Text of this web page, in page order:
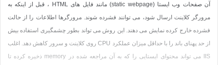
آن صفحات وب ایستا (static webpage) مانند فایل هایHTML
، قبل از اینکه به
مرورگر کلاینت ارسال شود، می توانند فشرده شوند. مرورگرها اطلاعات را از حالت
فشرده خارج کرده نمایش می دهند. این روش می تواند بطور چشمگیری استفاده بیش
از حد پهنای باند را با حداقل میزان عملکرد CPUروی کلاینت و سرور کاهش دهد. اغلب
IIS
می تواند محتوای ایستایی را که به آن مراجعه شده در memory ذخیره کرده تا